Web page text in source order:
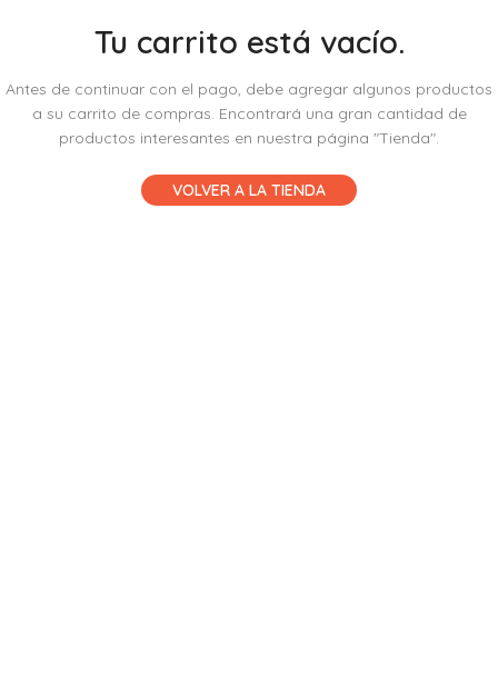
Tu carrito está vacío.
Antes de continuar con el pago, debe agregar algunos productos
a su carrito de compras. Encontrará una gran cantidad de
productos interesantes en nuestra página "Tienda".
VOLVER A LA TIENDA